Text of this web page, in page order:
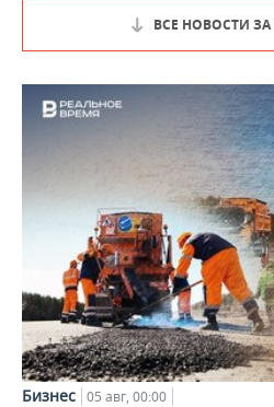
ВСЕ НОВОСТИ
Бизнес 05 авг, 00:00